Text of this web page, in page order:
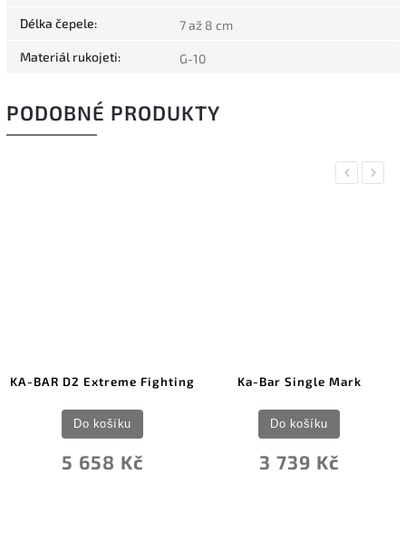
Délka čepele: 7 až 8 cm
Materiál rukojeti: G-10
PODOBNÉ PRODUKTY
Previous
KA-BAR D2 Extreme Fighting
5 658 Kč
Do košíku
Ka-Bar Single Mark
3 739 Kč
Do košíku
Next